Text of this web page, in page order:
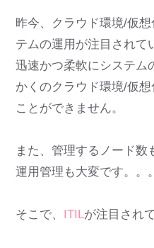
昨今、クラウド環境/仮
テムの運用が注目されて
迅速かつ柔軟にシステム
かくのクラウド環境/仮
ことができません。
また、管理するノード数
運用管理も大変です。。。
そこで、 ITILが注目され